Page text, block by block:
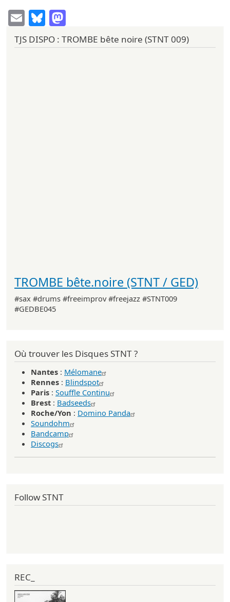
EmailBluesky
TJS DISPO : TROMBE bête noire (STNT 009)
TROMBE bête.noire (STNT / GED)
#sax #drums #freeimprov #freejazz #STNT009
#GEDBE045
Où trouver les Disques STNT ?
Nantes : Mélomane
Rennes : Blindspot
Paris : Souffle Continu
Brest : Badseeds
Roche/Yon : Domino Panda
Soundohm
Bandcamp
Discogs
Follow STNT
REC_